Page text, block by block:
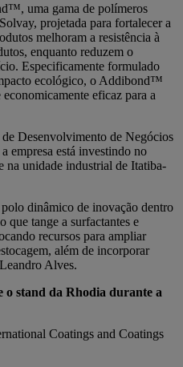
uma gama de polímeros
projetada para fortalecer a
melhoram a resistência à
enquanto reduzem o
Especificamente formulado
ecológico, o Addibond™
eficaz para a
Desenvolvimento de Negócios
empresa está investindo no
na unidade industrial de Itatiba-
dinâmico de inovação dentro
que tange a surfactantes e
recursos para ampliar
além de incorporar
Alves.
o stand da Rhodia durante a
Coatings and Coatings